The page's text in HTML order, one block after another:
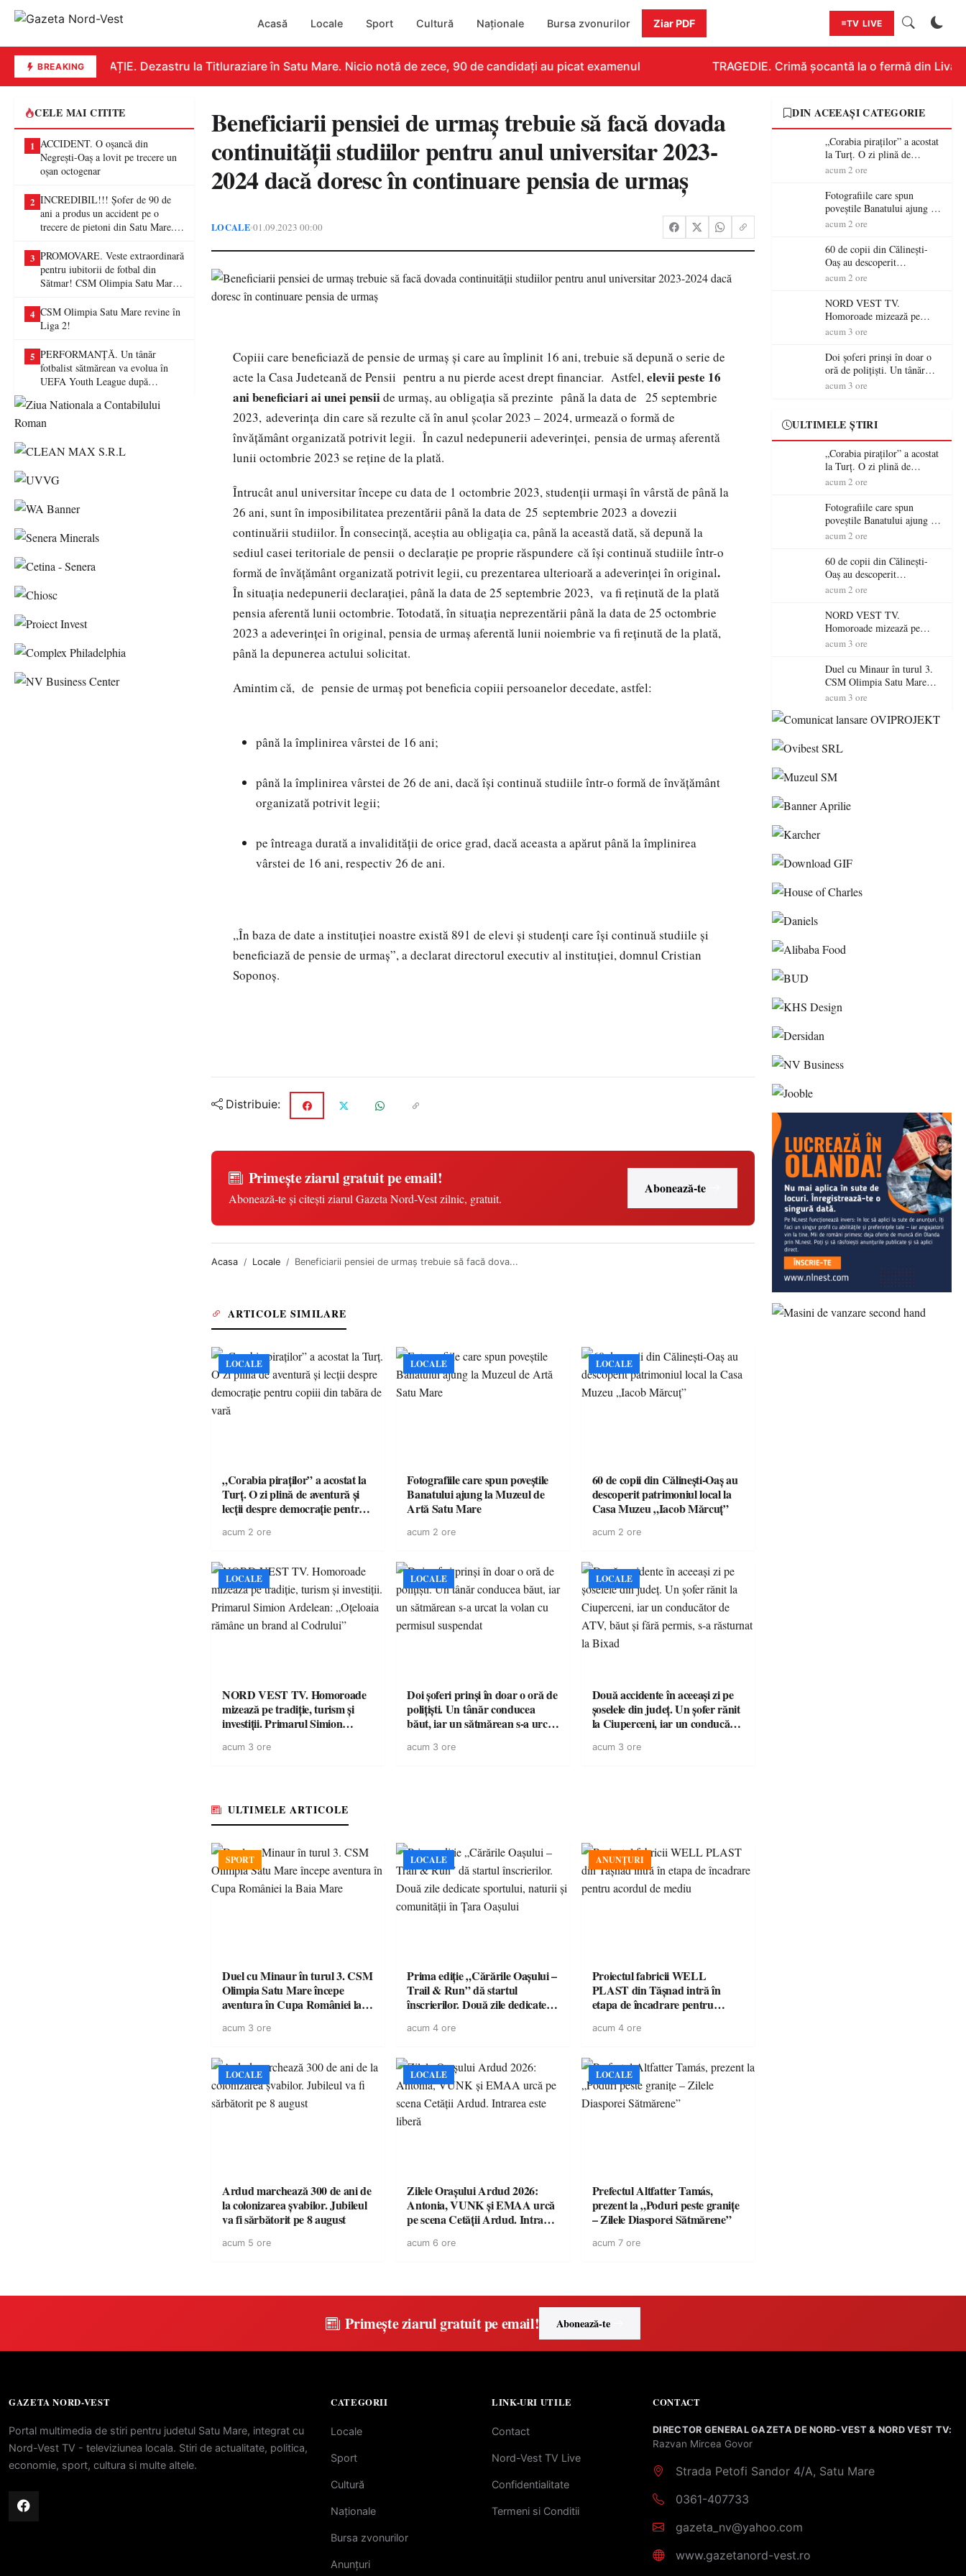
Acasă Locale Sport Cultură Naționale Bursa zvonurilor Ziar PDF TV LIVE
BREAKINGEDUCAȚIE. Dezastru la Titluraziare în Satu Mare. Nicio notă de zece, 90 de candidați au picat examenul TRAGEDIE. Crimă șocantă la o fermă din
CELE MAI CITITE
1 ACCIDENT. O oșancă din
Negrești-Oaș a lovit pe trecere un
oșan octogenar
2 INCREDIBIL!!! Șofer de 90 de
ani a produs un accident pe o
trecere de pietoni din Satu Mare. O
3 PROMOVARE. Veste extraordinară
pentru iubitorii de fotbal din
Sătmar! CSM Olimpia Satu Mare
4 CSM Olimpia Satu Mare revine în
Liga 2!
5 PERFORMANȚĂ. Un tânăr
fotbalist sătmărean va evolua în
UEFA Youth League după
Beneficiarii pensiei de urmaș trebuie să facă dovada
continuității studiilor pentru anul universitar 2023-
2024 dacă doresc în continuare pensia de urmaș
LOCALE•01.09.2023 00:00
Copiii care beneficiază de pensie de urmaș și care au împlinit 16 ani, trebuie să depună o serie de
acte la Casa Judeteană de Pensii pentru a nu pierde acest drept financiar. Astfel,elevii peste 16
ani beneficiari ai unei pensiide urmaş, au obligația să prezinte până la data de 25 septembrie
2023, adeverința din care să rezulte că în anul școlar 2023 – 2024, urmează o formă de
învățământ organizată potrivit legii. În cazul nedepunerii adeverinței, pensia de urmaș aferentă
lunii octombrie 2023 se reține de la plată.
Întrucât anul universitar începe cu data de 1 octombrie 2023, studenții urmași în vârstă de până la
26 ani, sunt în imposibilitatea prezentării până la data de 25 septembrie 2023 a dovezii
continuării studiilor. În consecință, aceștia au obligația ca, până la această dată, să depună la
sediul casei teritoriale de pensii o declarație pe proprie răspundere că își continuă studiile într-o
formă de învăţământ organizată potrivit legii, cu prezentarea ulterioară a adeverinței în original.
În situația nedepunerii declarației, până la data de 25 septembrie 2023, va fi reținută de la plată
pensia aferentă lunii octombrie. Totodată, în situația neprezentării până la data de 25 octombrie
2023 a adeverinței în original, pensia de urmaș aferentă lunii noiembrie va fi reținută de la plată,
până la depunerea actului solicitat.
Amintim că, de pensie de urmaș pot beneficia copiii persoanelor decedate, astfel:
până la împlinirea vârstei de 16 ani;
până la împlinirea vârstei de 26 de ani, dacă își continuă studiile într-o formă de învățământ
organizată potrivit legii;
pe întreaga durată a invalidității de orice grad, dacă aceasta a apărut până la împlinirea
vârstei de 16 ani, respectiv 26 de ani.
,,În baza de date a instituției noastre există 891 de elevi și studenți care își continuă studiile și
beneficiază de pensie de urmaș”, a declarat directorul executiv al instituției, domnul Cristian
Soponoș.
Distribuie:
Primește ziarul gratuit pe email!
Abonează-te și citești ziarul Gazeta Nord-Vest zilnic, gratuit.
Abonează-te
Acasa Locale Beneficiarii pensiei de urmaș trebuie să facă dova...
ARTICOLE SIMILARE
LOCALE
„Corabia piraților” a acostat la
Turț. O zi plină de aventură și
lecții despre democrație pentru
acum 2 ore
LOCALE
Fotografiile care spun poveștile
Banatului ajung la Muzeul de
Artă Satu Mare
acum 2 ore
LOCALE
60 de copii din Călinești-Oaș au
descoperit patrimoniul local la
Casa Muzeu „Iacob Mărcuț”
acum 2 ore
LOCALE
NORD VEST TV. Homoroade
mizează pe tradiție, turism și
investiții. Primarul Simion
brand al Codrului”
acum 3 ore
LOCALE
Doi șoferi prinși în doar o oră de
polițiști. Un tânăr conducea
băut, iar un sătmărean s-a urcat
acum 3 ore
LOCALE
Două accidente în aceeași zi pe
șoselele din județ. Un șofer rănit
la Ciuperceni, iar un conducător
răsturnat la Bixad
acum 3 ore
ULTIMELE ARTICOLE
SPORT
Duel cu Minaur în turul 3. CSM
Olimpia Satu Mare începe
aventura în Cupa României la
acum 3 ore
LOCALE
Prima ediție „Cărările Oașului –
Trail & Run” dă startul
înscrierilor. Două zile dedicate
în Țara Oașului
acum 4 ore
ANUNȚURI
Proiectul fabricii WELL
PLAST din Tășnad intră în
etapa de încadrare pentru
acum 4 ore
LOCALE
Ardud marchează 300 de ani de
la colonizarea șvabilor. Jubileul
va fi sărbătorit pe 8 august
acum 5 ore
LOCALE
Zilele Orașului Ardud 2026:
Antonia, VUNK și EMAA urcă
pe scena Cetății Ardud. Intrarea
acum 6 ore
LOCALE
Prefectul Altfatter Tamás,
prezent la „Poduri peste granițe
– Zilele Diasporei Sătmărene”
acum 7 ore
DIN ACEEAȘI CATEGORIE
„Corabia piraților” a acostat
la Turț. O zi plină de
aventură și lecții despre
tabăra de vară
acum 2 ore
Fotografiile care spun
poveștile Banatului ajung la
Muzeul de Artă Satu Mare
acum 2 ore
60 de copii din Călinești-
Oaș au descoperit
patrimoniul local la Casa
acum 2 ore
NORD VEST TV.
Homoroade mizează pe
tradiție, turism și investiții.
„Oțeloaia rămâne un brand
al Codrului”
acum 3 ore
Doi șoferi prinși în doar o
oră de polițiști. Un tânăr
conducea băut, iar un
acum 3 ore
ULTIMELE ȘTIRI
„Corabia piraților” a acostat
la Turț. O zi plină de
aventură și lecții despre
tabăra de vară
acum 2 ore
Fotografiile care spun
poveștile Banatului ajung la
Muzeul de Artă Satu Mare
acum 2 ore
60 de copii din Călinești-
Oaș au descoperit
patrimoniul local la Casa
acum 2 ore
NORD VEST TV.
Homoroade mizează pe
tradiție, turism și investiții.
„Oțeloaia rămâne un brand
al Codrului”
acum 3 ore
Duel cu Minaur în turul 3.
CSM Olimpia Satu Mare
începe aventura în Cupa
acum 3 ore
Primește ziarul gratuit pe email! Abonează-te
GAZETA NORD-VEST
Portal multimedia de stiri pentru judetul Satu Mare, integrat cu
Nord-Vest TV - televiziunea locala. Stiri de actualitate, politica,
economie, sport, cultura si multe altele.
CATEGORII
Locale
Sport
Cultură
Naționale
Bursa zvonurilor
Anunțuri
LINK-URI UTILE
Contact
Nord-Vest TV Live
Confidentialitate
Termeni si Conditii
CONTACT
DIRECTOR GENERAL GAZETA DE NORD-VEST & NORD VEST TV:
Razvan Mircea Govor
Strada Petofi Sandor 4/A, Satu Mare
0361-407733
gazeta_nv@yahoo.com
www.gazetanord-vest.ro